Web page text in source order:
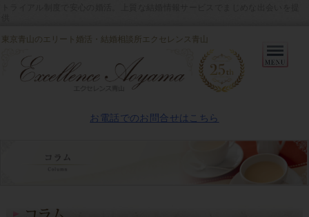
東京青山のエリート婚活・結婚相談所エクセレンス青山
お電話でのお問合せはこちら